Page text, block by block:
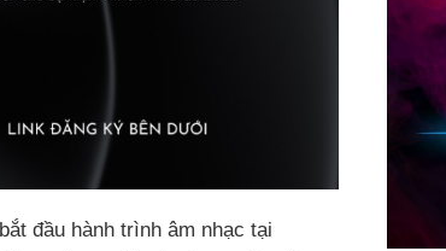
bắt đầu hành trình âm nhạc tại